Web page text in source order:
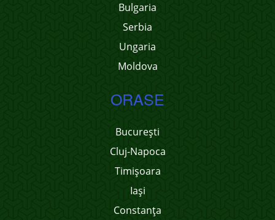
Bulgaria
Serbia
Ungaria
Moldova
ORASE
București
Cluj-Napoca
Timișoara
Iași
Constanța